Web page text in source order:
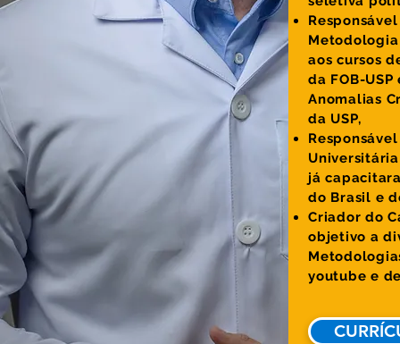
aos cursos
da FOB-
Anomalias
da USP,
já
do Brasil e
Criador do
objetivo a
youtube e